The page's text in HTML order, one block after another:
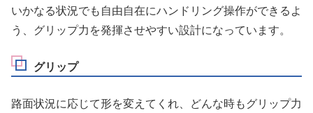
いかなる状況でも自由自在にハンドリング操作ができるよ
う、グリップ力を発揮させやすい設計になっています。
グリップ
路面状況に応じて形を変えてくれ、どんな時もグリップ力